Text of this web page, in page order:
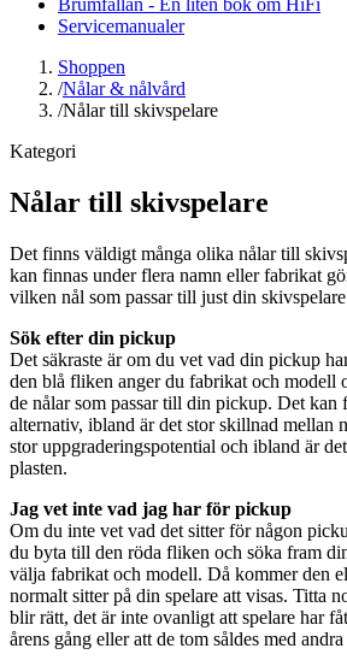
Servicemanualer
Shoppen
/Nålar & nålvård
/Nålar till skivspelare
Kategori
Nålar till skivspelare
Det finns väldigt många olika nålar till
kan finnas under flera namn eller fabrikat
vilken nål som passar till just din
Sök efter din pickup
Det säkraste är om du vet vad din pickup
den blå fliken anger du fabrikat och modell
de nålar som passar till din pickup. Det kan
alternativ, ibland är det stor skillnad mellan
stor uppgraderingspotential och ibland är
plasten.
Jag vet inte vad jag har för pickup
Om du inte vet vad det sitter för någon
du byta till den röda fliken och söka fram
välja fabrikat och modell. Då kommer den
normalt sitter på din spelare att visas. Titta
blir rätt, det är inte ovanligt att spelare har
årens gång eller att de tom såldes med